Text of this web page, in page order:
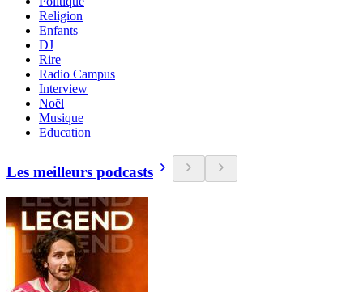
Religion
Enfants
DJ
Rire
Radio Campus
Interview
Noël
Musique
Education
Les meilleurs podcasts